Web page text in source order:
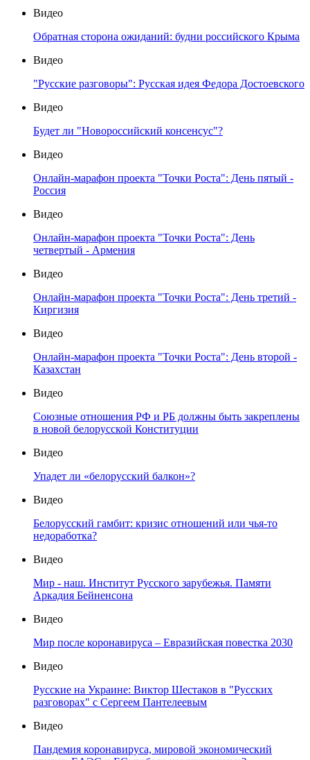
Видео
Обратная сторона ожиданий: будни российского Крыма
Видео
"Русские разговоры": Русская идея Федора Достоевского
Видео
Будет ли "Новороссийский консенсус"?
Видео
Онлайн-марафон проекта "Точки Роста": День пятый -
Россия
Видео
Онлайн-марафон проекта "Точки Роста": День
четвертый - Армения
Видео
Онлайн-марафон проекта "Точки Роста": День третий -
Киргизия
Видео
Онлайн-марафон проекта "Точки Роста": День второй -
Казахстан
Видео
Союзные отношения РФ и РБ должны быть закреплены
в новой белорусской Конституции
Видео
Упадет ли «белорусский балкон»?
Видео
Белорусский гамбит: кризис отношений или чья-то
недоработка?
Видео
Мир - наш. Институт Русского зарубежья. Памяти
Аркадия Бейненсона
Видео
Мир после коронавируса – Евразийская повестка 2030
Видео
Русские на Украине: Виктор Шестаков в "Русских
разговорах" с Сергеем Пантелеевым
Видео
Пандемия коронавируса, мировой экономический